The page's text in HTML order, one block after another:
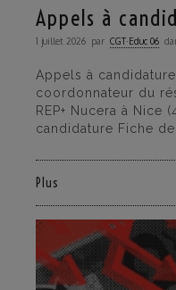
Appels à
1 juillet 2026 par CGT·Educ 06
Appels à
coordonnateur du
REP+ Nucera à Nice
candidature Fiche
Plus